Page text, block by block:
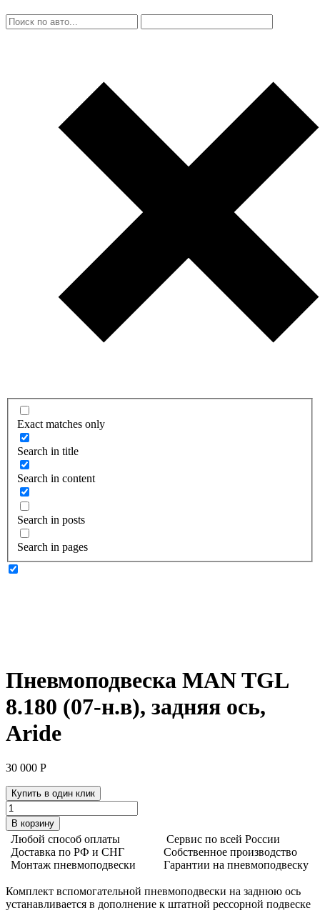
Exact matches only
Search in title
Search in content
Search in posts
Search in pages
Пневмоподвеска MAN TGL
8.180 (07-н.в), задняя ось,
Aride
30 000 Р
Купить в один клик
Количество
товара
Пневмоподвеска
MAN
TGL
8.180
н.в),
задняя
В корзину
Любой способ оплаты
Доставка по РФ и СНГ
Монтаж пневмоподвески
Сервис по всей России
Собственное производство
Гарантии на пневмоподвеску
Комплект вспомогательной пневмоподвески на заднюю ось
устанавливается в дополнение к штатной рессорной подвеске